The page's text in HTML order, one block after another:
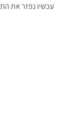
עכשיו נפזר את